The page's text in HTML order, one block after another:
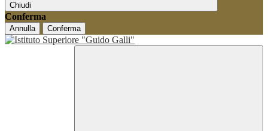
Chiudi
Conferma
Annulla Conferma